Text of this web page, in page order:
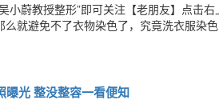
小蔚教授整形”即可关注【老朋友】点击
就避免不了衣物染色了，究竟洗衣服染
曝光 整没整容一看便知